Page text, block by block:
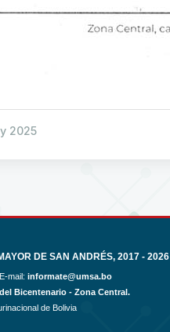
2025
DE SAN ANDRÉS, 2017 - 2026
mail: informate@umsa.bo
Bicentenario - Zona Central.
de Bolivia